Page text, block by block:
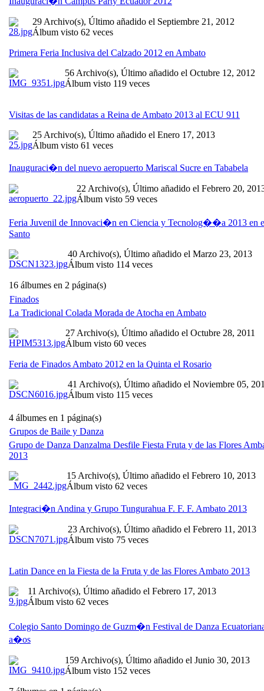
29 Archivo(s), Último añadido el Septiembre 21, 2012
Álbum visto 62 veces
Primera Feria Inclusiva del Calzado 2012 en Ambato
56 Archivo(s), Último añadido el Octubre 12, 2012
Álbum visto 119 veces
Visitas de las candidatas a Reina de Ambato 2013 al ECU 911
25 Archivo(s), Último añadido el Enero 17, 2013
Álbum visto 61 veces
Inauguraci�n del nuevo aeropuerto Mariscal Sucre en Tababela
22 Archivo(s), Último añadido el Febrero 20,
Álbum visto 59 veces
Feria Juvenil de Innovaci�n en Ciencia y Tecnolog��a 2013 en
Santo
40 Archivo(s), Último añadido el Marzo 23, 2013
Álbum visto 114 veces
16 álbumes en 2 página(s)
Finados
La Tradicional Colada Morada de Atocha en Ambato
27 Archivo(s), Último añadido el Octubre 28, 2011
Álbum visto 60 veces
Feria de Finados Ambato 2012 en la Quinta el Rosario
41 Archivo(s), Último añadido el Noviembre 05,
Álbum visto 115 veces
4 álbumes en 1 página(s)
Grupos de Baile y Danza
Grupo de Danza Danzalma Desfile Fiesta Fruta y de las Flores
2013
15 Archivo(s), Último añadido el Febrero 10, 2013
Álbum visto 62 veces
Integraci�n Andina y Grupo Tungurahua F. F. F. Ambato 2013
23 Archivo(s), Último añadido el Febrero 11, 2013
Álbum visto 75 veces
Latin Dance en la Fiesta de la Fruta y de las Flores Ambato 2013
11 Archivo(s), Último añadido el Febrero 17, 2013
Álbum visto 62 veces
Colegio Santo Domingo de Guzm�n Festival de Danza
a�os
159 Archivo(s), Último añadido el Junio 30, 2013
Álbum visto 152 veces